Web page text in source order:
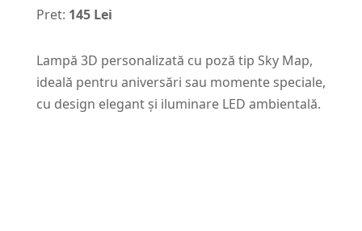
Pret: 145 Lei
Lampă 3D personalizată cu poză tip Sky Map,
ideală pentru aniversări sau momente speciale,
cu design elegant și iluminare LED ambientală.